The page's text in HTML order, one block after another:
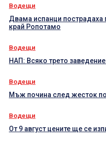
Водещи
Двама испанци пострадаха
край Ропотамо
Водещи
НАП: Всяко трето
Водещи
Мъж почина след жесток
Водещи
От 9 август цените ще се